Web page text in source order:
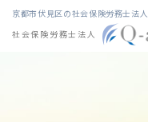
京都市伏見区の社会保険労務士法人
社会保険労務士法人